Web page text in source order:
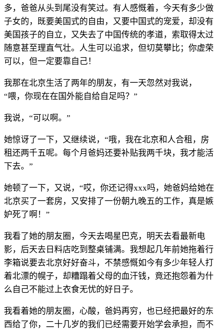
多，爸爸从头到尾没有笑过。有人感慨着，今天有多少做
子女的，既要美国式的自由，又要中国式的宠爱，却没有
美国孩子的自立，又失去了中国传统的孝道，索取得太过
随意甚至理直气壮。人生可以追求，但切莫攀比；你虚荣
可以，但一定要靠自己！
我那在北京生活了两年的朋友，有一天忽然对我说，
“喂，你现在在国外能自给自足吗？”
我说，“可以啊。”
她惊讶了一下，又继续说，“哦，我在北京和人合租，房
租还两千五呢。每个月爸妈还要补贴我两千块，我才能活
下去。”
她顿了一下，又说，“哎，你还记得xxx吗，她爸妈给她在
北京买了一套房，又安排了一份朝九晚五的工作，真是嫉
妒死了啊！”
我看了她的朋友圈，今天去喝星巴克，明天去看最新电
影，后天去日料店吃到整桌铺满。我想起几年前她拖着行
李箱说要去北京好好奋斗，不禁感慨如今有多少年轻人打
着北漂的幌子，却糟蹋着父母的血汗钱，竟还抱怨着为什
么自己不能过上衣食无忧的好日子。
我看着她的朋友圈，心酸，爸妈再穷，也已经把最好的东
西给了你，二十几岁的我们已经需要开始学会承担，而不